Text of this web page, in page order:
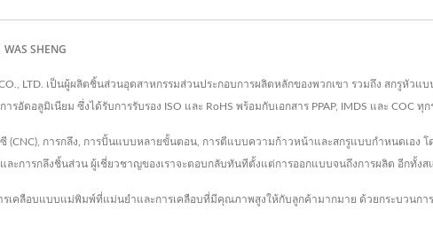
SHENG
LTD. เป็นผู้ผลิตชิ้นส่วนอุตสาหกรรมส่วนประกอบการผลิตหลักของพวกเขา รวมถึง สกรูหัวแ
อัดอลูมิเนียม ซึ่งได้รับการรับรอง ISO และ RoHS พร้อมกับเอกสาร PPAP, IMDS และ COC ทุก
ซี (CNC), การกลึง, การปั้นแบบหลายขั้นตอน, การตีแบบความก้าวหน้าและสกรูแบบกำหนดเอ
และการกลึงชิ้นส่วน ผู้เชี่ยวชาญของเราจะตอบกลับทันทีตั้งแต่การออกแบบจนถึงการผลิต อีกทั้
รเคลือบแบบแม่พิมพ์ที่แม่นยำและการเคลือบที่มีคุณภาพสูงให้กับลูกค้ามากมาย ด้วยกระบวนก